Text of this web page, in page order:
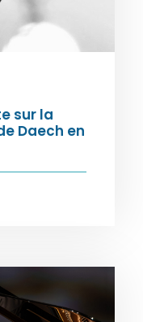
sur la
Daech en